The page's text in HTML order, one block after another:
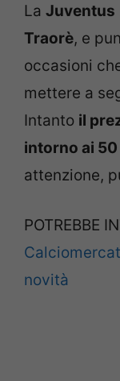
La Juventus
Traorè, e
occasioni
mettere a
Intanto il
intorno ai
attenzione,
POTREBBE
novità